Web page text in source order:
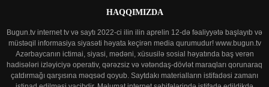
HAQQIMIZDA
Bugun.tv internet tv və saytı 2022-ci ilin ilin aprelin 12-də fəaliyyətə başlayıb və
müstəqil informasiya siyasəti həyata keçirən media qurumudur! www.bugun.tv
Azərbaycanın ictimai, siyasi, mədəni, xüsusilə sosial həyatında baş verən
hadisələri izləyiciyə operativ, qərəzsiz və vətəndaş-dövlət maraqları qorunaraq
çatdırmağı qarşısına məqsəd qoyub. Saytdakı materialların istifadəsi zamanı